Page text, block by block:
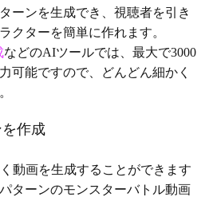
ーンを生成でき、視聴者を引き
クターを簡単に作れます。
などのAIツールでは、最大で3000
可能ですので、どんどん細かく
作成
動画を生成することができます
ターンのモンスターバトル動画